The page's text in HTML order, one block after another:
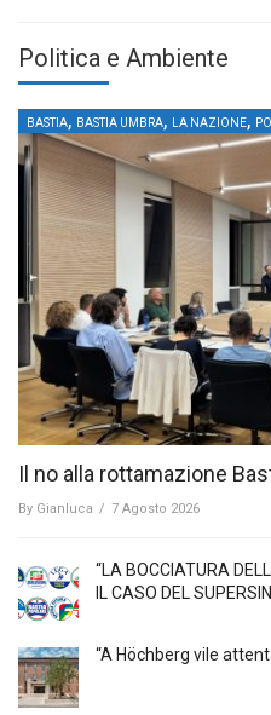
Politica e Ambiente
BASTIA, BASTIA UMBRA, LA NAZIONE,
Il no alla rottamazione
By Gianluca / 7 Agosto 2026
“LA BOCCIATURA
IL CASO DEL
“A Höchberg vile